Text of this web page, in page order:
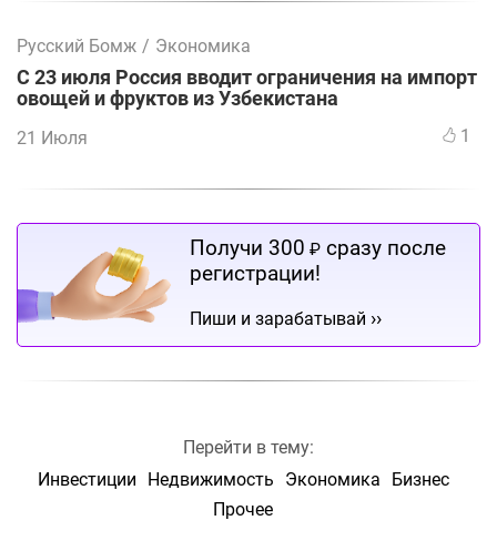
Русский Бомж / Экономика
С 23 июля Россия вводит ограничения на импорт
овощей и фруктов из Узбекистана
21 Июля 1
Получи 300 ₽ сразу после
регистрации!
Пиши и зарабатывай ››
Перейти в тему:
Инвестиции
Недвижимость Экономика
Бизнес
Прочее